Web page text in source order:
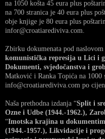
na 1050 košta 45 eura plus
na 700 stranica je 40 eura plus
obje knjige je 80 eura plus
infor@croatiarediviva.com.
Zbirku dokumenata pod naslovom
komunistička represija u Lici i
Dokumenti, svjedočanstva i
Matković i Ranka Topića na 1000
info@croatiarediviva.com po
Naša prethodna izdanja “Split i
Ozne i Udbe (1944.-1962.),
“Imotska krajina u
(1944.-1957.), Likvidacije i